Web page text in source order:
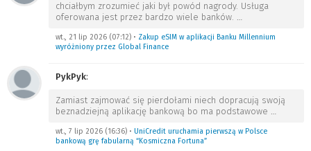
chciałbym zrozumieć jaki był powód nagrody. Usługa
oferowana jest przez bardzo wiele banków. …
wt., 21 lip 2026 (07:12) • Zakup eSIM w aplikacji Banku Millennium
wyróżniony przez Global Finance
PykPyk:
Zamiast zajmować się pierdołami niech dopracują swoją
beznadziejną aplikację bankową bo ma podstawowe …
wt., 7 lip 2026 (16:36) • UniCredit uruchamia pierwszą w Polsce
bankową grę fabularną “Kosmiczna Fortuna”